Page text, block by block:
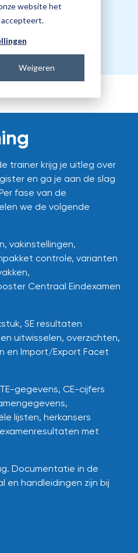
website het
accepteert.
Weigeren
trainer krijg je uitleg over
en ga je aan de slag
fase van de
we de volgende
vakinstellingen,
controle, varianten
Centraal Eindexamen
SE resultaten
uitwisselen, overzichten,
en Import/Export Facet
gegevens, CE-cijfers
lijsten, herkansers
met
Documentatie in de
en handleidingen zijn bij